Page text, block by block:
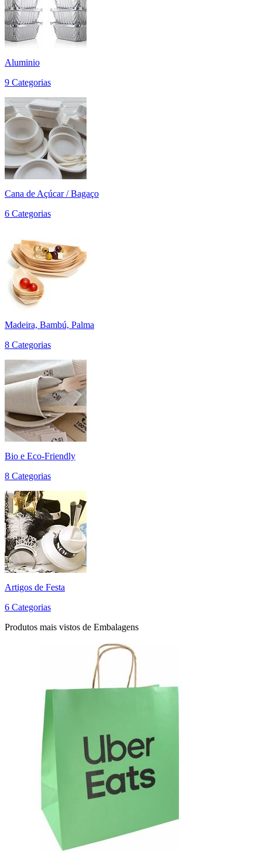
Aluminio
9 Categorias
Cana de Açúcar / Bagaço
6 Categorias
Madeira, Bambú, Palma
8 Categorias
Bio e Eco-Friendly
8 Categorias
Artigos de Festa
6 Categorias
Produtos mais vistos de Embalagens